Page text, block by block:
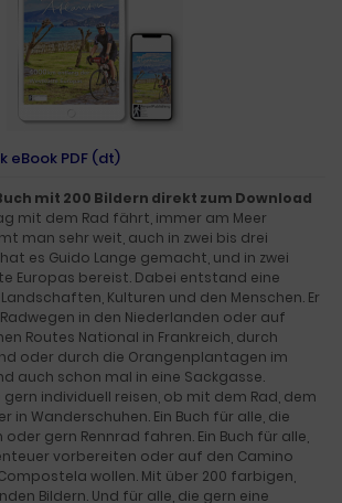
PDF (dt)
mit 200 Bildern direkt zum Download
mit dem Rad fährt, immer am Meer
man sehr weit, auch in zwei bis drei
es Guido Lange gemacht, und in zwei
Europas bereist. Dabei entstand eine
Kulturen und den Menschen. Er
in den Niederlanden oder auf
Routes National in Frankreich, durch
oder durch die Orangenplantagen im
auch schon mal in eine Sackgasse.
gern individuell reisen, ob mit dem Rad, dem
in Wanderschuhen. Ein Buch für alle, die
gern Rennrad fahren. Ein Buch für alle,
vorbereiten oder auf den Camino
wollen. Mit über 200 farbigen,
Bildern. Und für alle, die gern eine